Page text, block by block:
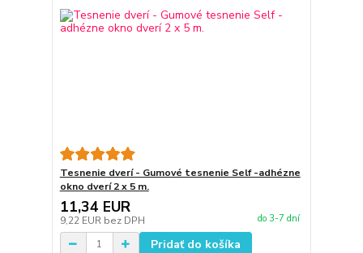
Tesnenie dverí - Gumové tesnenie Self -adhézne
okno dverí 2 x 5 m.
11,34 EUR
9,22 EUR bez DPH do 3-7 dní
Pridať do košíka